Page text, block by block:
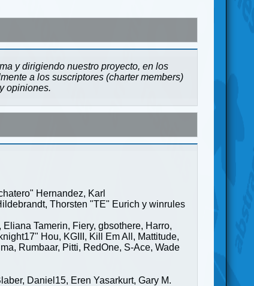
y dirigiendo nuestro proyecto, en los
a los suscriptores (charter members)
opiniones.
Hernandez, Karl
Thorsten "TE" Eurich y winrules
Tamerin, Fiery, gbsothere, Harro,
Hou, KGIII, Kill Em All, Mattitude,
Rumbaar, Pitti, RedOne, S-Ace, Wade
Daniel15, Eren Yasarkurt, Gary M.